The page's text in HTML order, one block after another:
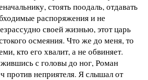
стоять поодаль, отдавать
распоряжения и не
своей жизнью, этот царь
осмеяния. Что же до меня, то
кто его хвалит, а не обвиняет.
с головы до ног, Роман
против неприятеля. Я слышал от